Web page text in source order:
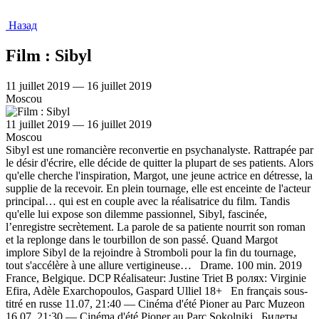
Назад
Film : Sibyl
11 juillet 2019 — 16 juillet 2019
Moscou
11 juillet 2019 — 16 juillet 2019
Moscou
Sibyl est une romancière reconvertie en psychanalyste. Rattrapée par
le désir d'écrire, elle décide de quitter la plupart de ses patients. Alors
qu'elle cherche l'inspiration, Margot, une jeune actrice en détresse, la
supplie de la recevoir. En plein tournage, elle est enceinte de l'acteur
principal… qui est en couple avec la réalisatrice du film. Tandis
qu'elle lui expose son dilemme passionnel, Sibyl, fascinée,
l’enregistre secrètement. La parole de sa patiente nourrit son roman
et la replonge dans le tourbillon de son passé. Quand Margot
implore Sibyl de la rejoindre à Stromboli pour la fin du tournage,
tout s'accélère à une allure vertigineuse… Drame. 100 min. 2019
France, Belgique. DCP Réalisateur: Justine Triet В ролях: Virginie
Efira, Adèle Exarchopoulos, Gaspard Ulliel 18+ En français sous-
titré en russe 11.07, 21:40 — Cinéma d'été Pioner au Parc Muzeon
16.07, 21:30 — Cinéma d'été Pioner au Parc Sokolniki Билеты